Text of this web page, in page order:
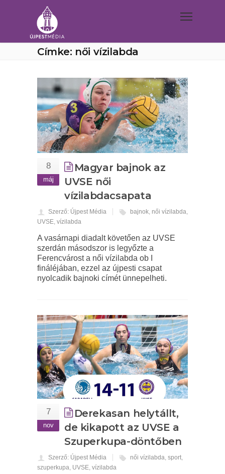
Címke: női vízilabda
8
máj
Magyar bajnok az
UVSE női
vízilabdacsapata
Szerző: Újpest Média bajnok, női vízilabda,
UVSE, vízilabda
A vasárnapi diadalt követően az UVSE
szerdán másodszor is legyőzte a
Ferencvárost a női vízilabda ob I
fináléjában, ezzel az újpesti csapat
nyolcadik bajnoki címét ünnepelheti.
7
nov
Derekasan helytállt,
de kikapott az UVSE a
Szuperkupa-döntőben
Szerző: Újpest Média női vízilabda sport
szuperkupa UVSE vízilabda